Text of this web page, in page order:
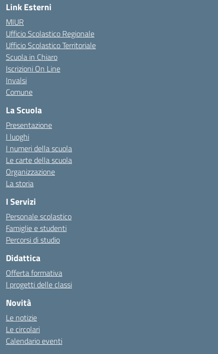
Link Esterni
MIUR
Ufficio Scolastico Regionale
Ufficio Scolastico Territoriale
Scuola in Chiaro
Iscrizioni On Line
Invalsi
Comune
La Scuola
Presentazione
I luoghi
I numeri della scuola
Le carte della scuola
Organizzazione
La storia
I Servizi
Personale scolastico
Famiglie e studenti
Percorsi di studio
Didattica
Offerta formativa
I progetti delle classi
Novità
Le notizie
Le circolari
Calendario eventi